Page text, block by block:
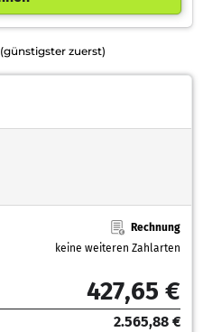
zuerst)
Rechnung
keine weiteren Zahlarten
427,65 €
2.565,88 €